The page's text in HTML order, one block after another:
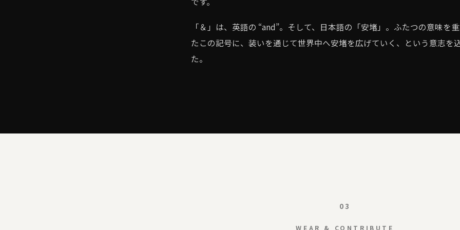
「＆」は、英語の “and”。そして、日本語の「安堵」。ふたつの意味を
たこの記号に、装いを通じて世界中へ安堵を広げていく、という意志を
た。
03
WEAR & CONTRIBUTE